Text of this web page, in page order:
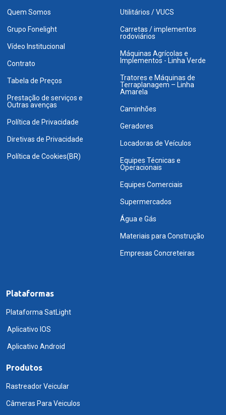
Quem Somos
Grupo Fonelight
Vídeo Institucional
Contrato
Tabela de Preços
Prestação de serviços e
Outras avenças
Política de Privacidade
Diretivas de Privacidade
Política de Cookies(BR)
Utilitários / VUCS
Carretas / implementos
rodoviários
Máquinas Agrícolas e
Implementos - Linha Verde
Tratores e Máquinas de
Terraplanagem – Linha
Amarela
Caminhões
Geradores
Locadoras de Veículos
Equipes Técnicas e
Operacionais
Equipes Comerciais
Supermercados
Água e Gás
Materiais para Construção
Empresas Concreteiras
Plataformas
Plataforma SatLight
Aplicativo IOS
Aplicativo Android
Produtos
Rastreador Veicular
Câmeras Para Veiculos